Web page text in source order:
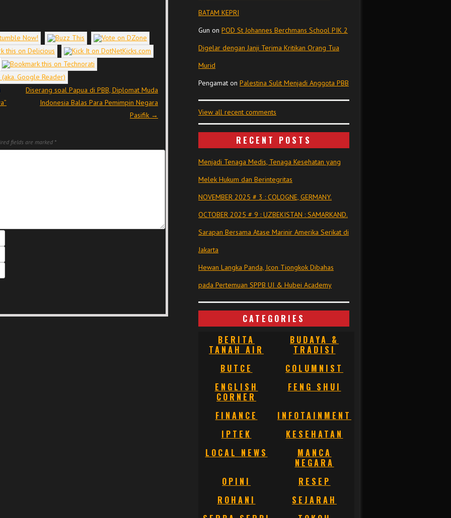
Diserang soal Papua di PBB, Diplomat Muda
Indonesia Balas Para Pemimpin Negara
Pasifik →
fields are marked *
BATAM KEPRI
Gun on POD St Johannes Berchmans School PIK 2
Digelar dengan Janji Terima Kritikan Orang Tua
Murid
Pengamat on Palestina Sulit Menjadi Anggota PBB
View all recent comments
RECENT POSTS
Menjadi Tenaga Medis, Tenaga Kesehatan yang
Melek Hukum dan Berintegritas
NOVEMBER 2025 # 3 : COLOGNE, GERMANY.
OCTOBER 2025 # 9 : UZBEKISTAN : SAMARKAND.
Sarapan Bersama Atase Marinir Amerika Serikat di
Jakarta
Hewan Langka Panda, Icon Tiongkok Dibahas
pada Pertemuan SPPB UI & Hubei Academy
CATEGORIES
BERITA
TANAH AIR
BUDAYA &
TRADISI
BUTCE
COLUMNIST
ENGLISH
CORNER
FENG SHUI
FINANCE
INFOTAINMENT
IPTEK
KESEHATAN
LOCAL NEWS
MANCA
NEGARA
OPINI
RESEP
ROHANI
SEJARAH